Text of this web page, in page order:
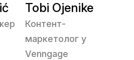
Tobi Ojenike
Контент-
маркетолог у
Venngage